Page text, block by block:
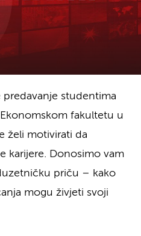
predavanje studentima
fakultetu u
želi motivirati da
karijere. Donosimo vam
priču – kako
mogu živjeti svoji